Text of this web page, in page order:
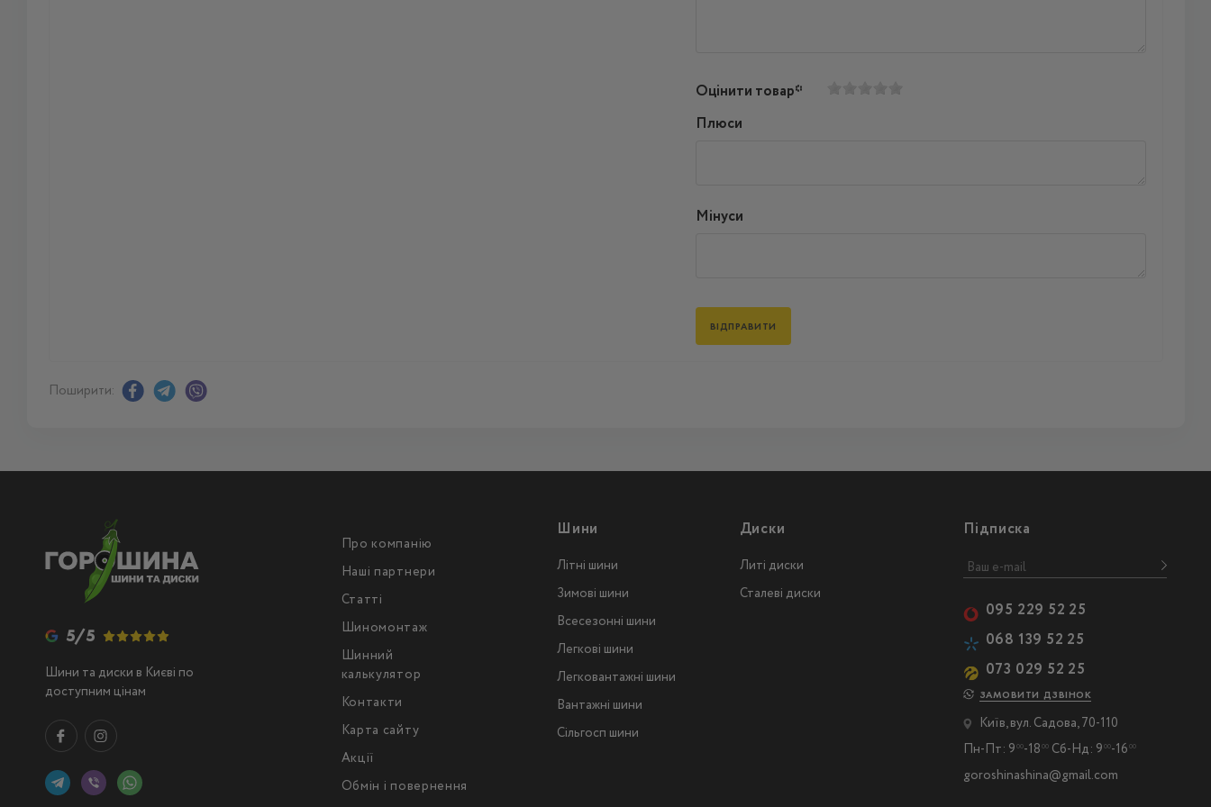
Оцінити товар*
Плюси
Мінуси
Поширити:
5/5
Шини та диски в Києві по
доступним цінам
Про компанію
Наші партнери
Статті
Шиномонтаж
Шинний
калькулятор
Контакти
Карта сайту
Акції
Обмін і повернення
Шини
Літні шини
Зимові шини
Всесезонні шини
Легкові шини
Легковантажнi шини
Вантажнi шини
Сільгосп шини
Диски
Литі диски
Сталеві диски
Підписка
095 229 52 25
068 139 52 25
073 029 52 25
ЗАМОВИТИ ДЗВІНОК
Київ, вул. Садова, 70-110
Пн-Пт: 9 00-18 00Сб-Нд: 9 00-16 00
goroshinashina@gmail.com